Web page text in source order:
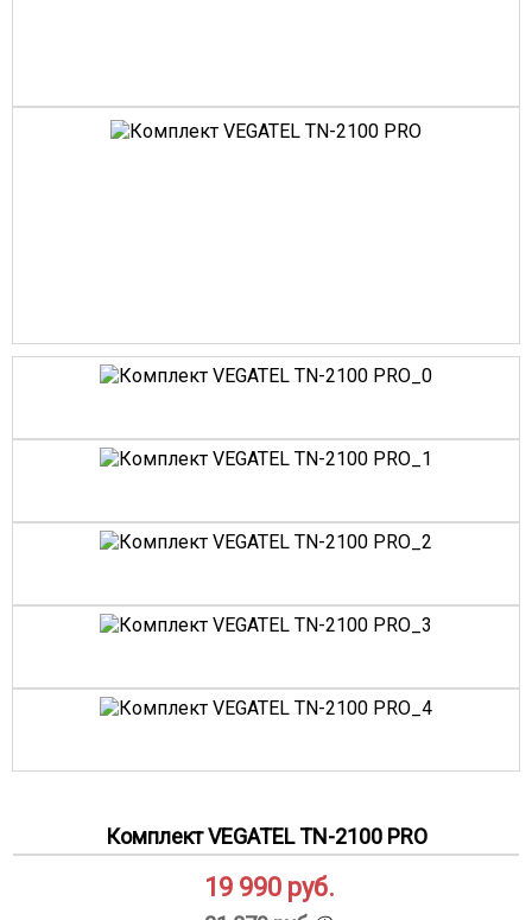
Комплект VEGATEL TN-2100 PRO
19 990 руб.